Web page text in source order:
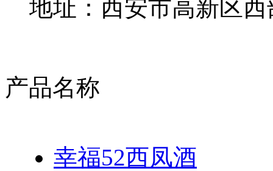
地址：西安市高新区西
产品名称
幸福52西凤酒